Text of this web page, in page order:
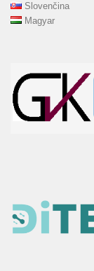
Slovenčina
Magyar